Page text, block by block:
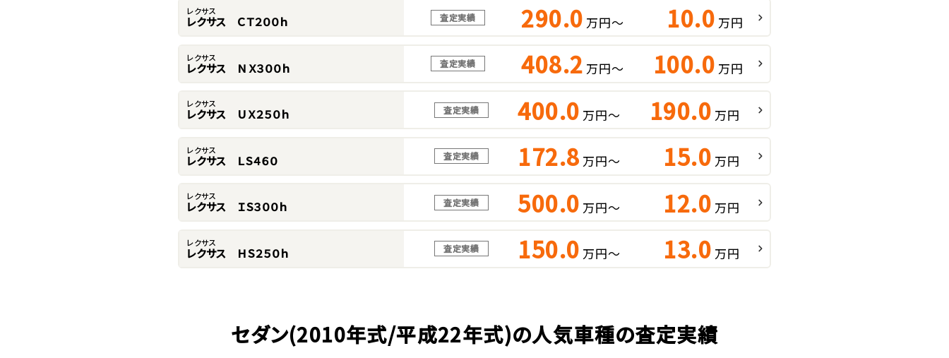
レクサス
レクサス ＣＴ２００ｈ 査定実績 290.0 万円～ 10.0 万円
レクサス
レクサス ＮＸ３００ｈ 査定実績 408.2 万円～ 100.0 万円
レクサス
レクサス ＵＸ２５０ｈ 査定実績 400.0 万円～ 190.0 万円
レクサス
レクサス ＬＳ４６０ 査定実績 172.8 万円～ 15.0 万円
レクサス
レクサス ＩＳ３００ｈ 査定実績 500.0 万円～ 12.0 万円
レクサス
レクサス ＨＳ２５０ｈ 査定実績 150.0 万円～ 13.0 万円
セダン(2010年式/平成22年式)の人気車種の査定実績